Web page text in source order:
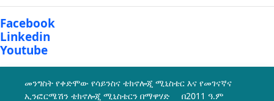
Facebook
Linkedin
Youtube
መንግስት የቀድሞው የሳይንስና ቴክኖሎጂ ሚኒስቴር እና የመገናኛና
ኢንፎርሜሽን ቴክኖሎጂ ሚኒስቴርን በማዋሃድ በ2011 ዓ.ም
የኢኖቬሽንና ቴክኖሎጂ ሚኒስቴር ተቋቋመ፡፡